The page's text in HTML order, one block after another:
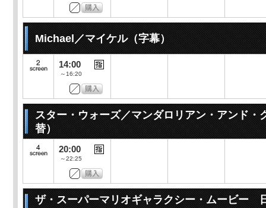
Michael／マイケル（字幕）
14:00
～16:20
スター・ウォーズ／マンダロリアン・アンド・
替）
20:00
～22:25
ザ・スーパーマリオギャラクシー・ムービー